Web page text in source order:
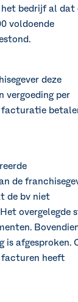
het bedrijf al dat
voldoende
deze
vergoeding per
facturatie
de
de bv niet
overgelegde
afgesproken.
facturen heeft